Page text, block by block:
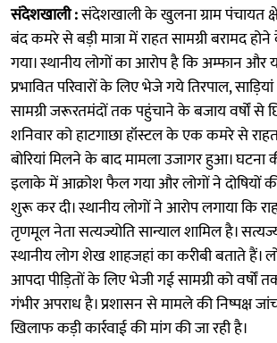
संदेशखाली :संदेशखाली के खुलना ग्राम पंचायत
बंद कमरे से बड़ी मात्रा में राहत सामग्री बरामद
गया। स्थानीय लोगों का आरोप है कि अम्फान और
प्रभावित परिवारों के लिए भेजे गये तिरपाल,
सामग्री जरूरतमंदों तक पहुंचाने के बजाय वर्षों से
शनिवार को हाटगाछा हॉस्टल के एक कमरे से राहत
बोरियां मिलने के बाद मामला उजागर हुआ।
इलाके में आक्रोश फैल गया और लोगों ने दोषियों
शुरू कर दी। स्थानीय लोगों ने आरोप लगाया कि
तृणमूल नेता सत्यज्योति सान्याल शामिल है।
स्थानीय लोग शेख शाहजहां का करीबी बताते हैं।
आपदा पीड़ितों के लिए भेजी गई सामग्री को वर्षों
गंभीर अपराध है। प्रशासन से मामले की निष्पक्ष
खिलाफ कड़ी कार्रवाई की मांग की जा रही है।